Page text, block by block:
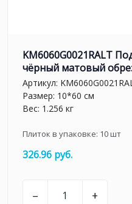
KM6060G0021RALT
чёрный матовый
Артикул:
Размер: 10*60 см
Вес: 1.256 кг
Плиток в упаковке: 10шт
326.96 руб.
– +